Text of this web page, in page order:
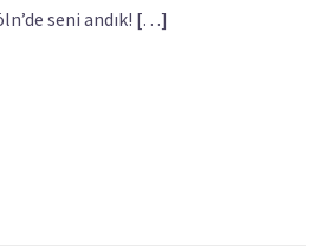
seni andık! […]